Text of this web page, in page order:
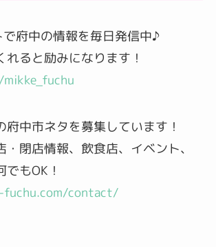
で府中の情報を毎日発信中♪
れると励みになります！
府中市ネタを募集しています！
閉店情報、飲食店、イベント、
もOK！
contact/